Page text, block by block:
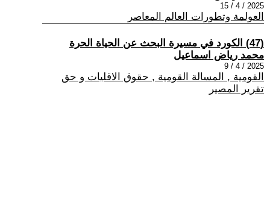
2025 / 4 / 15
العولمة وتطورات العالم المعاصر
(47) الكورد في مسيرة البحث عن الحياة الحرة
محمد رياض اسماعيل
2025 / 4 / 9
القومية , المسالة القومية , حقوق الاقليات و حق
تقرير المصير